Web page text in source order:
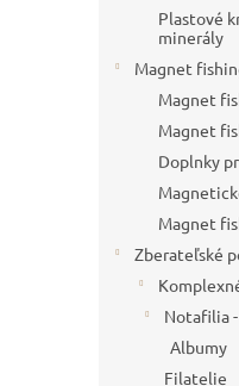
Plastové
minerály
Magnet
Magnet
Magnet
Doplnky
Magnet
Zberateľské
Notafilia
Albumy
Filatelie